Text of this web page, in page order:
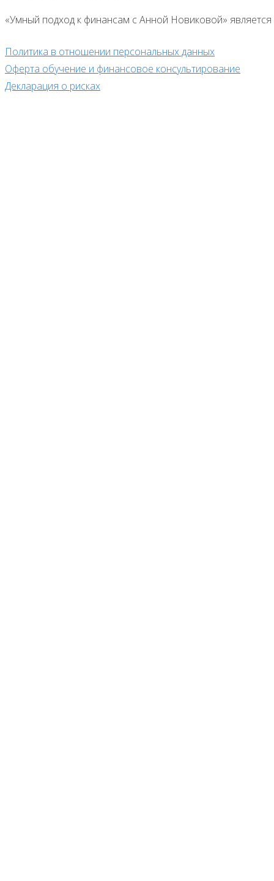
«Умный подход к финансам с Анной Новиковой»
Политика в отношении персональных данных
Оферта обучение и финансовое консультирование
Декларация о рисках